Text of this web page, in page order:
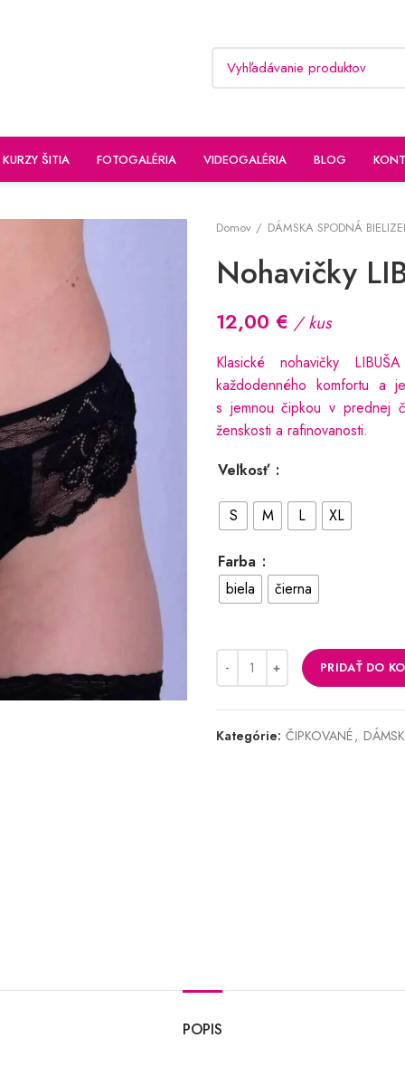
KURZY ŠITIA FOTOGALÉRIA VIDEOGALÉRIA BLOG
Domov DÁMSKA SPODNÁ
Nohavičky
12,00 € / kus
Klasické nohavičky
každodenného komfortu a
s jemnou čipkou v prednej
ženskosti a rafinovanosti.
Veľkosť
S M L XL
Farba
biela
čierna
PRIDAŤ DO
Kategórie: ČIPKOVANÉ,
POPIS